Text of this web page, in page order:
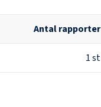
Antal rapporter
1st